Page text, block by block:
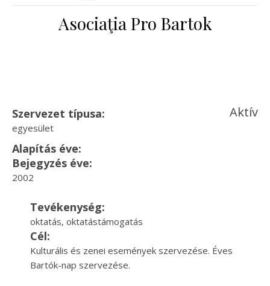
Asociaţia Pro Bartok
Szervezet típusa:
egyesület
Aktív
Alapítás éve:
Bejegyzés éve:
2002
Tevékenység:
oktatás, oktatástámogatás
Cél:
Kulturális és zenei események szervezése. Éves
Bartók-nap szervezése.